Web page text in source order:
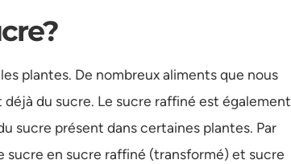
plantes. De nombreux aliments que nous
du sucre. Le sucre raffiné est également
sucre présent dans certaines plantes. Par
en sucre raffiné (transformé) et sucre